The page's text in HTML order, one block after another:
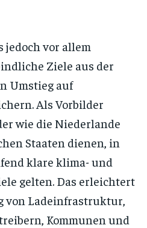
jedoch vor allem
Ziele aus der
Umstieg auf
Als Vorbilder
wie die Niederlande
Staaten dienen, in
klare klima- und
gelten. Das erleichtert
von Ladeinfrastruktur,
Kommunen und